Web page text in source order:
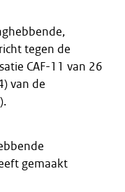
tegen de
CAF-11 van 26
van de
gemaakt